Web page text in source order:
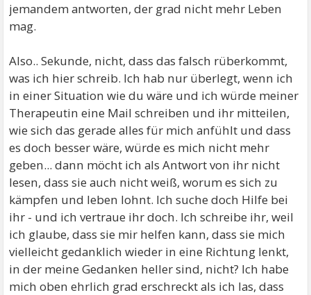
jemandem antworten, der grad nicht mehr Leben
mag.
Also.. Sekunde, nicht, dass das falsch rüberkommt,
was ich hier schreib. Ich hab nur überlegt, wenn ich
in einer Situation wie du wäre und ich würde meiner
Therapeutin eine Mail schreiben und ihr mitteilen,
wie sich das gerade alles für mich anfühlt und dass
es doch besser wäre, würde es mich nicht mehr
geben... dann möcht ich als Antwort von ihr nicht
lesen, dass sie auch nicht weiß, worum es sich zu
kämpfen und leben lohnt. Ich suche doch Hilfe bei
ihr - und ich vertraue ihr doch. Ich schreibe ihr, weil
ich glaube, dass sie mir helfen kann, dass sie mich
vielleicht gedanklich wieder in eine Richtung lenkt,
in der meine Gedanken heller sind, nicht? Ich habe
mich oben ehrlich grad erschreckt als ich las, dass